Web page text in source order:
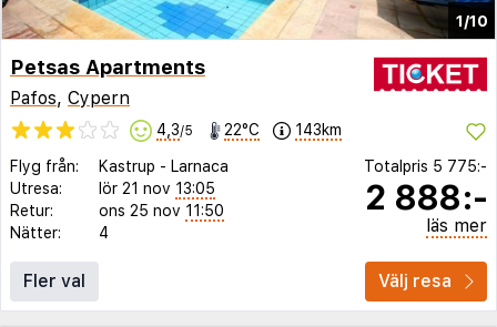
1/10
Petsas Apartments
Pafos, Cypern
4,3/5 22°C 143km
Flyg från: Kastrup - Larnaca
Utresa:
lör 21 nov 13:05
Retur:
ons 25 nov 11:50
Nätter:
4
Totalpris 5 775:-
2 888:-
läs mer
Fler val Välj resa